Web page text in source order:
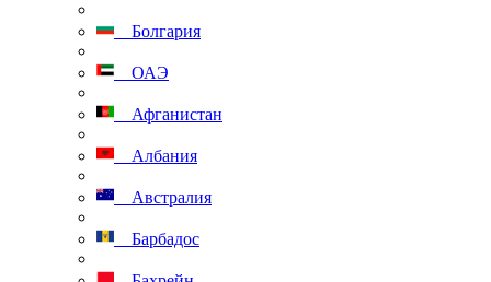
Болгария
ОАЭ
Афганистан
Албания
Австралия
Барбадос